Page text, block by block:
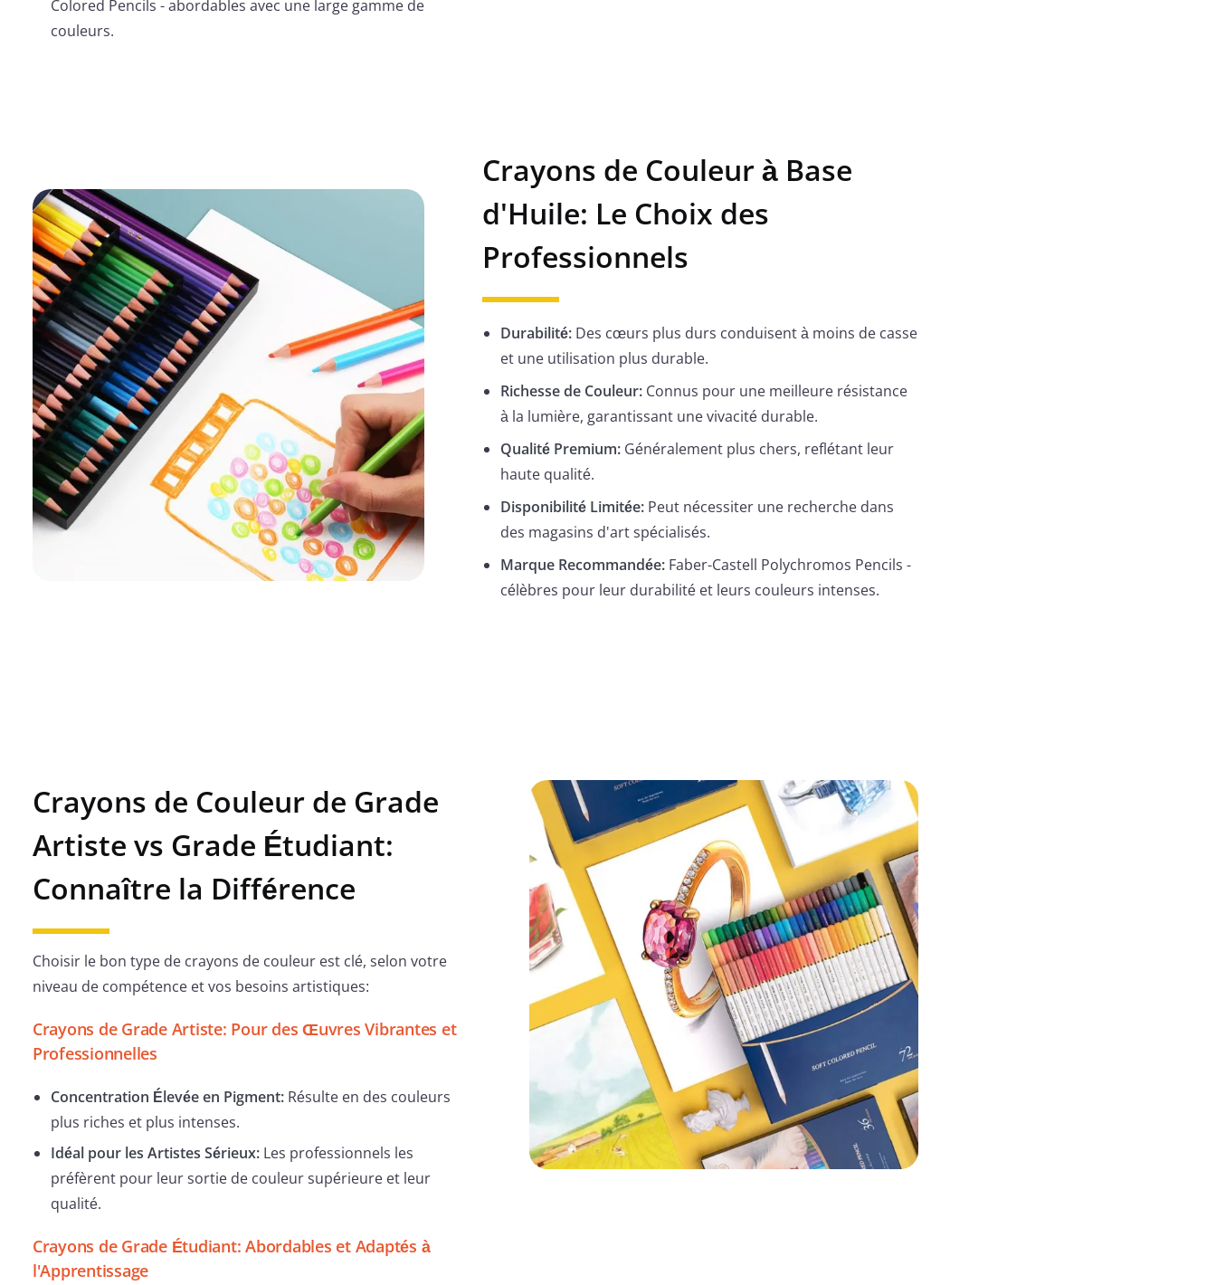
Colored Pencils - abordables avec une large gamme de
couleurs.
Crayons de Couleur à Base
d'Huile: Le Choix des
Professionnels
Durabilité: Des cœurs plus durs conduisent à moins de casse
et une utilisation plus durable.
Richesse de Couleur: Connus pour une meilleure résistance
à la lumière, garantissant une vivacité durable.
Qualité Premium: Généralement plus chers, reflétant leur
haute qualité.
Disponibilité Limitée: Peut nécessiter une recherche dans
des magasins d'art spécialisés.
Marque Recommandée: Faber-Castell Polychromos Pencils -
célèbres pour leur durabilité et leurs couleurs intenses.
Crayons de Couleur de Grade
Artiste vs Grade Étudiant:
Connaître la Différence
Choisir le bon type de crayons de couleur est clé, selon votre
niveau de compétence et vos besoins artistiques:
Crayons de Grade Artiste: Pour des Œuvres Vibrantes et
Professionnelles
Concentration Élevée en Pigment: Résulte en des couleurs
plus riches et plus intenses.
Idéal pour les Artistes Sérieux: Les professionnels les
préfèrent pour leur sortie de couleur supérieure et leur
qualité.
Crayons de Grade Étudiant: Abordables et Adaptés à
l'Apprentissage